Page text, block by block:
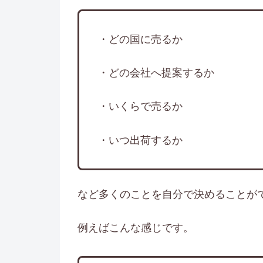
・どの国に売るか
・どの会社へ提案するか
・いくらで売るか
・いつ出荷するか
など多くのことを自分で決めることが
例えばこんな感じです。